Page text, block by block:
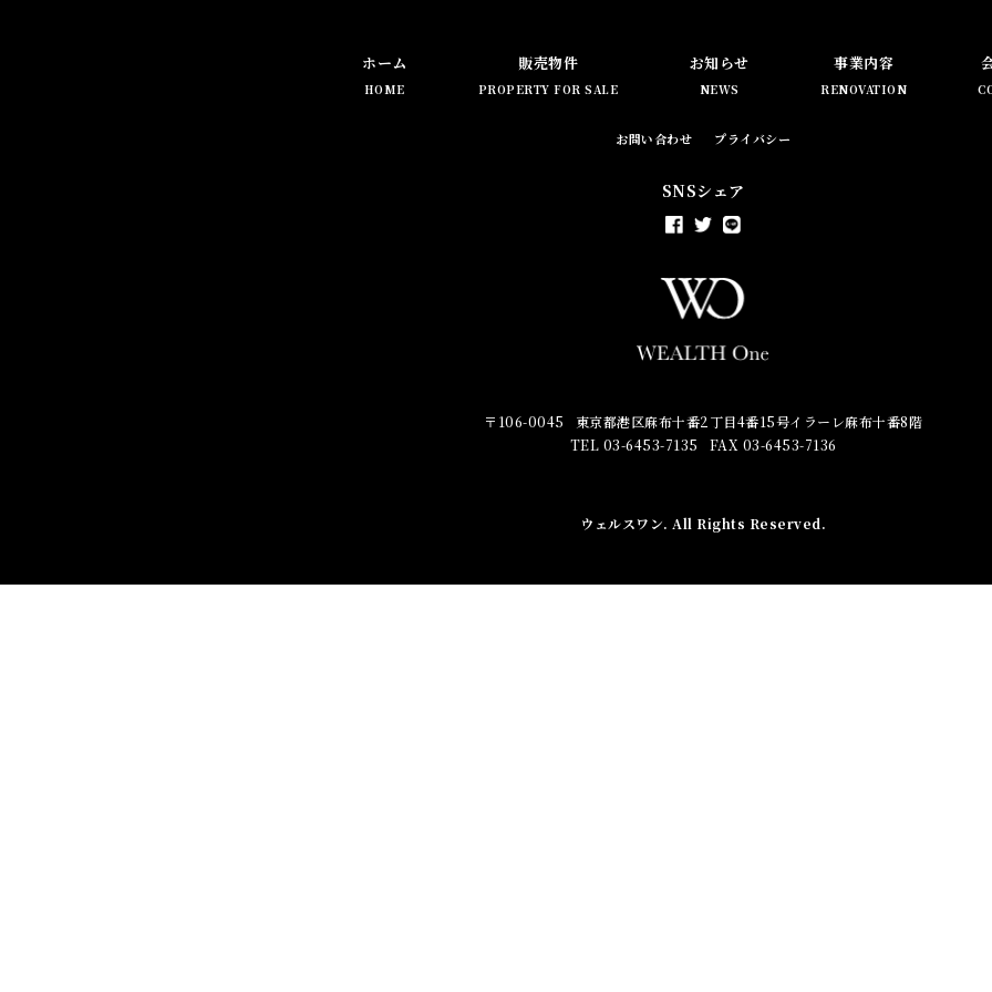
ホーム
HOME
販売物件
PROPERTY FOR SALE
お知らせ
NEWS
事業内容
RENOVATION
お問い合わせ プライバシー
SNSシェア
〒106-0045
東京都港区麻布十番2丁目4番15号イラーレ麻布十番8階
TEL 03-6453-7135
FAX 03-6453-7136
ウェルスワン. All Rights Reserved.